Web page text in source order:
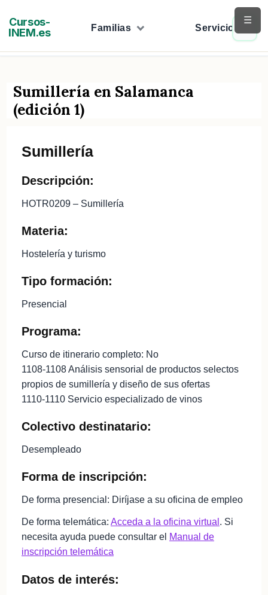
contenido
Cursos-
INEM.es
Familias Servicios
Sumillería en Salamanca
(edición 1)
Sumillería
Descripción:
HOTR0209 – Sumillería
Materia:
Hostelería y turismo
Tipo formación:
Presencial
Programa:
Curso de itinerario completo: No
1108-1108 Análisis sensorial de productos selectos
propios de sumillería y diseño de sus ofertas
1110-1110 Servicio especializado de vinos
Colectivo destinatario:
Desempleado
Forma de inscripción:
De forma presencial: Diríjase a su oficina de empleo
De forma telemática: Acceda a la oficina virtual . Si
necesita ayuda puede consultar el Manual de
inscripción telemática
Datos de interés:
☰